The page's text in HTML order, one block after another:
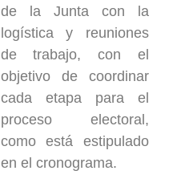
de la Junta con la
logística y reuniones
de trabajo, con el
objetivo de coordinar
cada etapa para el
proceso electoral,
como está estipulado
en el cronograma.